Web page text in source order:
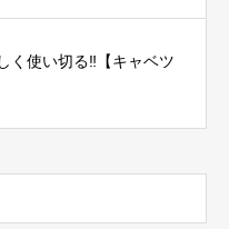
く使い切る‼︎【キャベツ